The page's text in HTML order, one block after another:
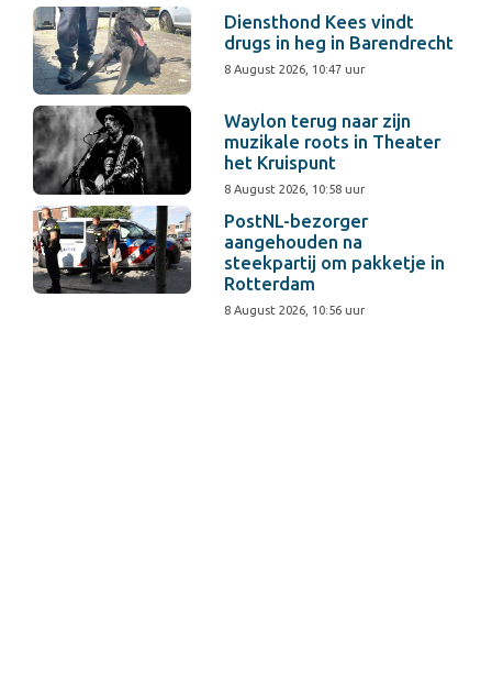
Diensthond Kees vindt
drugs in heg in Barendrecht
8 August 2026, 10:47 uur
Waylon terug naar zijn
muzikale roots in Theater
het Kruispunt
8 August 2026, 10:58 uur
PostNL-bezorger
aangehouden na
steekpartij om pakketje in
Rotterdam
8 August 2026, 10:56 uur